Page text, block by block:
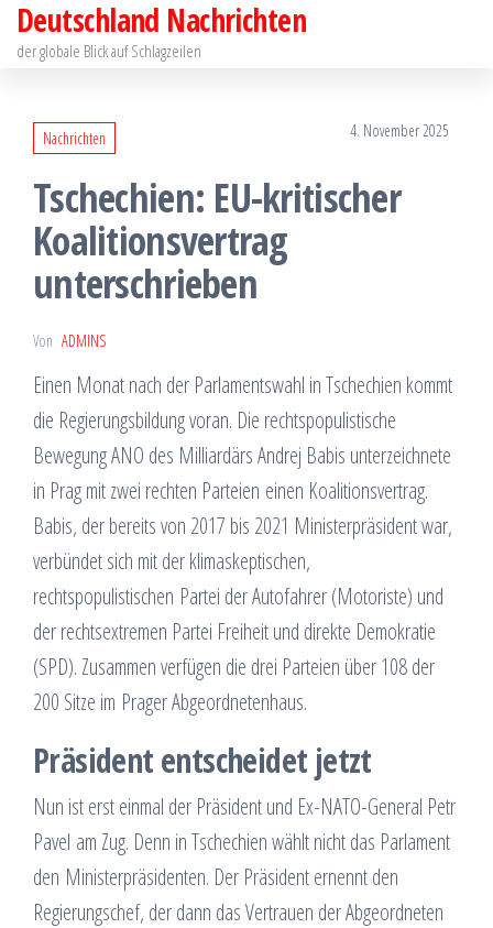
Zum
Inhalt
Deutschland Nachrichten
der globale Blick auf Schlagzeilen
Nachrichten 4. November 2025
Tschechien: EU-kritischer
Koalitionsvertrag
unterschrieben
Von ADMINS
Einen Monat nach der Parlamentswahl in Tschechien kommt
die Regierungsbildung voran. Die rechtspopulistische
Bewegung ANO des Milliardärs Andrej Babis unterzeichnete
in Prag mit zwei rechten Parteien einen Koalitionsvertrag.
Babis, der bereits von 2017 bis 2021 Ministerpräsident war,
verbündet sich mit der klimaskeptischen,
rechtspopulistischen Partei der Autofahrer (Motoriste) und
der rechtsextremen Partei Freiheit und direkte Demokratie
(SPD). Zusammen verfügen die drei Parteien über 108 der
200 Sitze im Prager Abgeordnetenhaus.
Präsident entscheidet jetzt
Nun ist erst einmal der Präsident und Ex-NATO-General Petr
Pavel am Zug. Denn in Tschechien wählt nicht das Parlament
den Ministerpräsidenten. Der Präsident ernennt den
Regierungschef, der dann das Vertrauen der Abgeordneten